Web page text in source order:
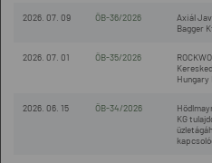
2026. 07. 09 ÖB-36/2026
Axiál
Bagger
2026. 07. 01 ÖB-35/2026
2026. 06. 15 ÖB-34/2026
KG